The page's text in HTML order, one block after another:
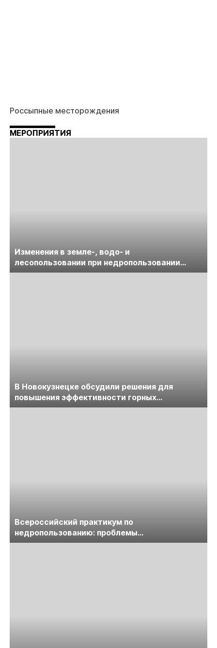
Россыпные месторождения
МЕРОПРИЯТИЯ
Изменения в земле-, водо- и
лесопользовании при недропользовании
обсудят на семинаре «ПравоТЭК»
В Новокузнецке обсудили решения для
повышения эффективности горных
предприятий
Всероссийский практикум по
недропользованию: проблемы
лицензирования, цифровизации, экспертизы